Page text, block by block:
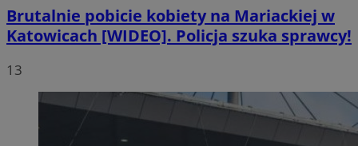
Brutalnie pobicie kobiety na Mariackiej w
Katowicach [WIDEO]. Policja szuka sprawcy!
13